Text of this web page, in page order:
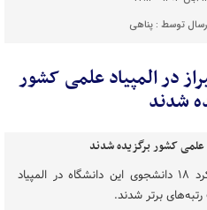
توسط :پناهی
در المپیاد علمی کشور
شدند
روابط عمومی دانشگاه شیراز اعلام کرد ۱۸ دانشجوی این دانشگاه در المپیاد
برتر شدند.